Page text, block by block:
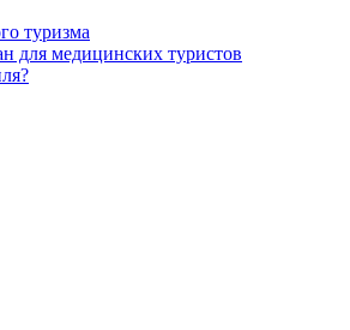
туризма
для медицинских туристов